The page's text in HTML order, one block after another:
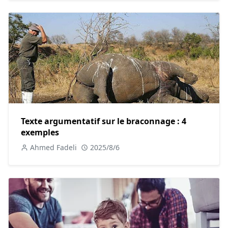
Enfin, la mode chez les jeunes est un moyen de s'engager dans
des causes sociales et environnementales. De plus en plus de
jeunes se tournent vers des marques éthiques et durables,
sensibles aux enjeux tels que les conditions de travail équitables et
la réduction de l'empreinte carbone. En choisissant des vêtements
fabriqués de manière responsable, les jeunes peuvent avoir un
impact positif sur l'industrie de la mode et contribuer à un avenir
plus juste et durable.
professionnel, et un moyen de promouvoir le
changement social et environnemental. Encourager les
jeunes à explorer leur style et à s'engager dans une mode
consciente et responsable peut les aider à s'épanouir
Texte argumentatif sur le braconnage : 4
exemples
Ahmed Fadeli 2025/8/6